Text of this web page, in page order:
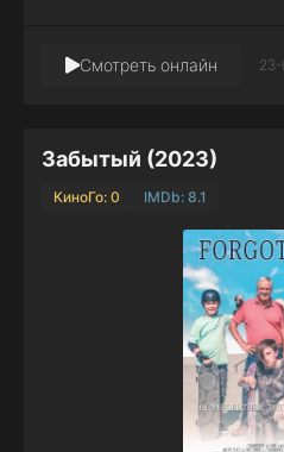
Смотреть онлайн
Забытый (2023)
КиноГо: 0 IMDb: 8.1